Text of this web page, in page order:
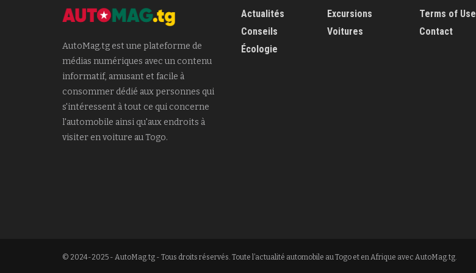
AutoMag.tg est une plateforme de
médias numériques avec un contenu
informatif, amusant et facile à
consommer dédié aux personnes qui
s'intéressent à tout ce qui concerne
l'automobile ainsi qu'aux endroits à
visiter en voiture au Togo.
Actualités
Conseils
Écologie
Excursions
Voitures
Terms of Use
Contact
© 2024-2025 - AutoMag.tg - Tous droits réservés. Toute l’actualité automobile au Togo et en Afrique avec AutoMag.tg.